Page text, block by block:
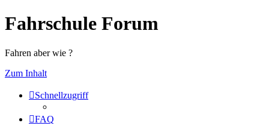
Fahrschule Forum
Fahren aber wie ?
Zum Inhalt
Schnellzugriff
FAQ